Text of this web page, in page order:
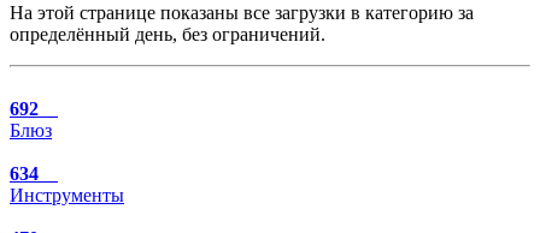
На этой странице показаны все загрузки в категорию за
определённый день, без ограничений.
692
Блюз
634
Инструменты